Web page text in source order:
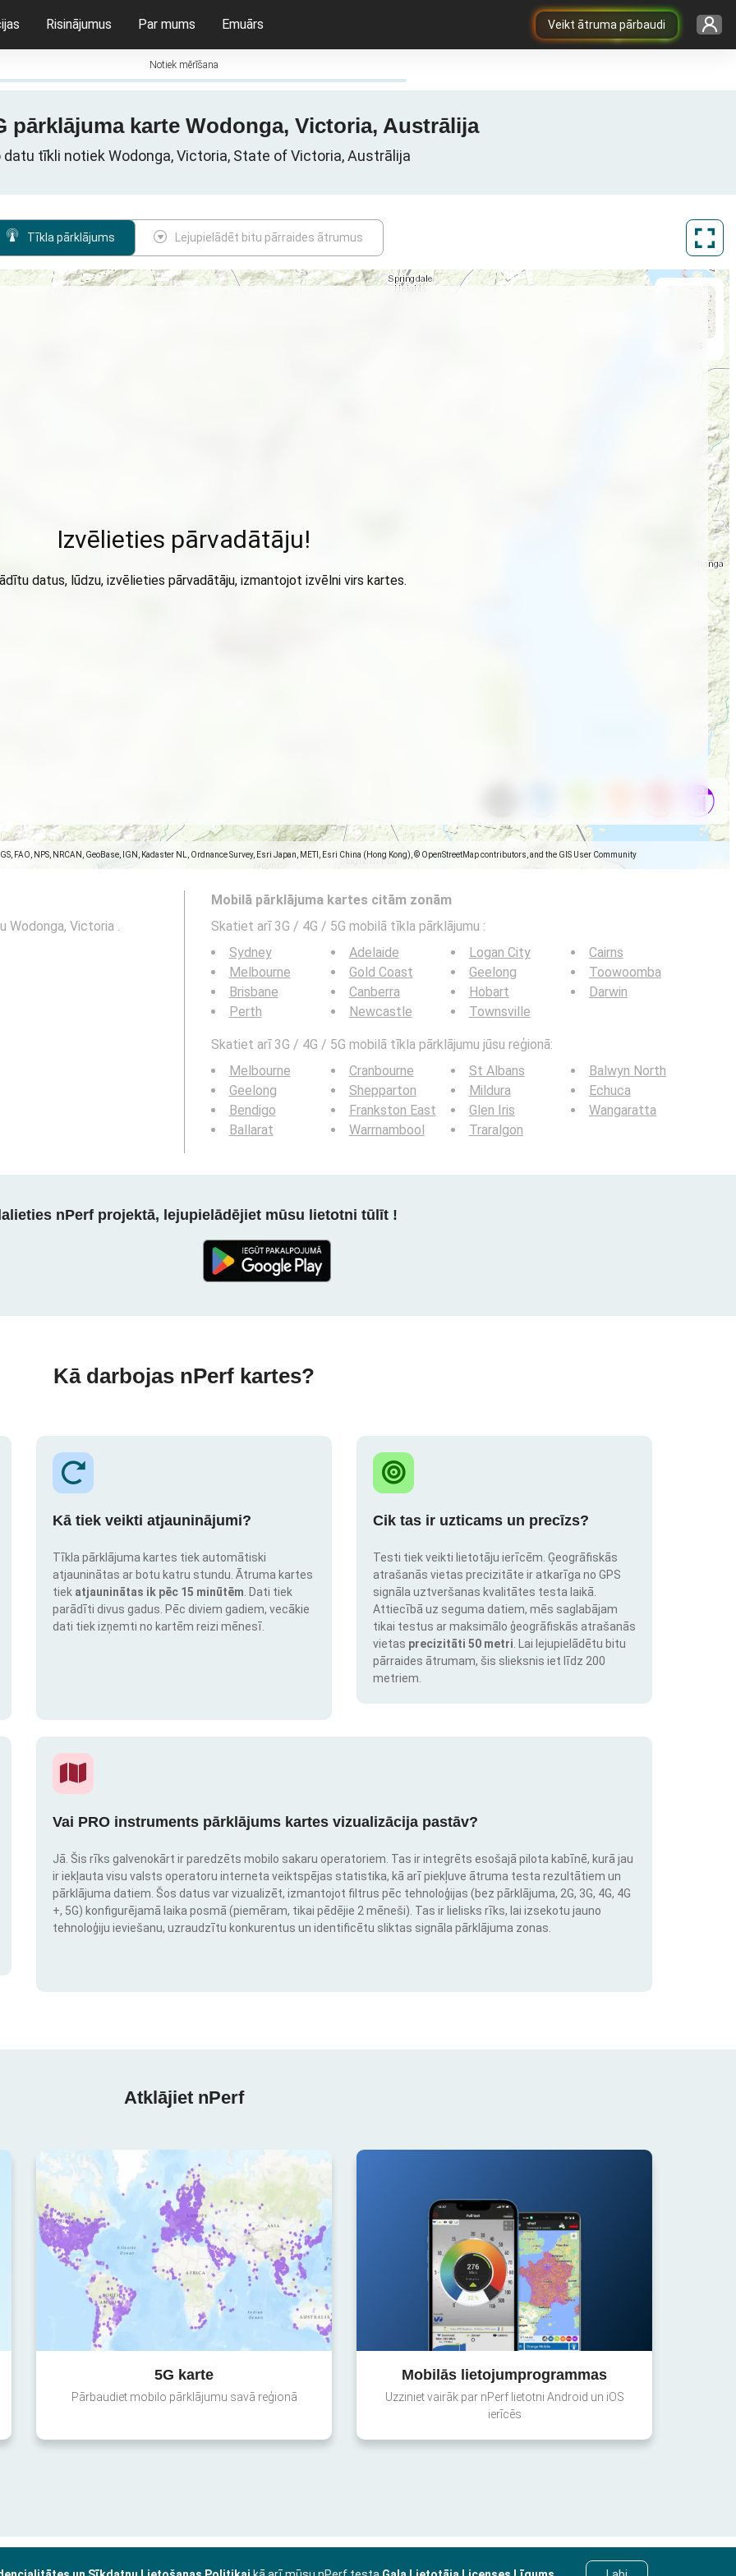
Veikt ātruma pārbaudi
Risinājumus Par mums Emuārs
Notiek mērīšana
pārklājuma karte Wodonga, Victoria, Austrālija
datu tīkli notiek Wodonga, Victoria, State of Victoria, Austrālija
Tīkla pārklājums Lejupielādēt bitu pārraides ātrumus
FAO, NPS, NRCAN, GeoBase, IGN, Kadaster NL, Ordnance Survey, Esri Japan, METI, Esri China (Hong Kong), © OpenStreetMap contributors, and the GIS User Community
Izvēlieties pārvadātāju!
datus, lūdzu, izvēlieties pārvadātāju, izmantojot izvēlni virs kartes.
Wodonga, Victoria .
Mobilā pārklājuma kartes citām zonām
Skatiet arī 3G / 4G / 5G mobilā tīkla pārklājumu :
Sydney
Melbourne
Brisbane
Perth
Adelaide
Gold Coast
Canberra
Newcastle
Logan City
Geelong
Hobart
Townsville
Cairns
Toowoomba
Darwin
Skatiet arī 3G / 4G / 5G mobilā tīkla pārklājumu jūsu reģionā:
Melbourne
Geelong
Bendigo
Ballarat
Cranbourne
Shepparton
Frankston East
Warrnambool
St Albans
Mildura
Glen Iris
Traralgon
Balwyn North
Echuca
Wangaratta
nPerf projektā, lejupielādējiet mūsu lietotni tūlīt !
Kā darbojas nPerf kartes?
Kā tiek veikti atjauninājumi?
Tīkla pārklājuma kartes tiek automātiski
atjauninātas ar botu katru stundu. Ātruma kartes
tiek atjauninātas ik pēc 15 minūtēm . Dati tiek
parādīti divus gadus. Pēc diviem gadiem, vecākie
dati tiek izņemti no kartēm reizi mēnesī.
Cik tas ir uzticams un precīzs?
Testi tiek veikti lietotāju ierīcēm. Ģeogrāfiskās
atrašanās vietas precizitāte ir atkarīga no GPS
signāla uztveršanas kvalitātes testa laikā.
Attiecībā uz seguma datiem, mēs saglabājam
tikai testus ar maksimālo ģeogrāfiskās atrašanās
vietas precizitāti 50 metri . Lai lejupielādētu bitu
pārraides ātrumam, šis slieksnis iet līdz 200
metriem.
Vai PRO instruments pārklājums kartes vizualizācija pastāv?
Jā. Šis rīks galvenokārt ir paredzēts mobilo sakaru operatoriem. Tas ir integrēts esošajā pilota kabīnē, kurā jau
ir iekļauta visu valsts operatoru interneta veiktspējas statistika, kā arī piekļuve ātruma testa rezultātiem un
pārklājuma datiem. Šos datus var vizualizēt, izmantojot filtrus pēc tehnoloģijas (bez pārklājuma, 2G, 3G, 4G, 4G
+, 5G) konfigurējamā laika posmā (piemēram, tikai pēdējie 2 mēneši). Tas ir lielisks rīks, lai izsekotu jauno
tehnoloģiju ieviešanu, uzraudzītu konkurentus un identificētu sliktas signāla pārklājuma zonas.
Atklājiet nPerf
5G karte
Pārbaudiet mobilo pārklājumu savā reģionā
Mobilās lietojumprogrammas
Uzziniet vairāk par nPerf lietotni Android un iOS
ierīcēs